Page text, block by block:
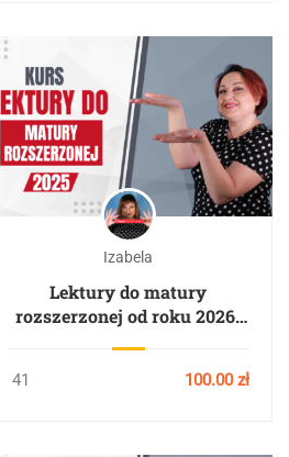
Izabela
Lektury do matury
rozszerzonej od roku 2026-
41 100.00 zł